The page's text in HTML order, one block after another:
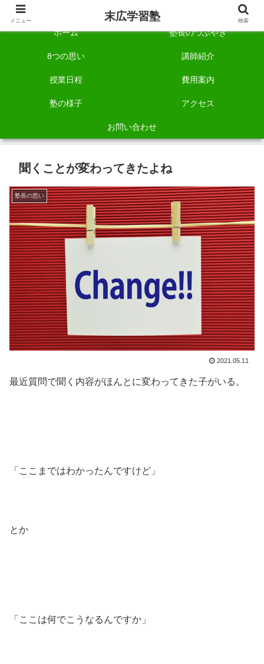
自称「一宮でいちばん塾で勉強させる塾」です。
ホーム 塾長のつぶやき
8つの思い 講師紹介
授業日程 費用案内
塾の様子 アクセス
お問い合わせ
聞くことが変わってきたよね
塾長の思い
2021.05.11
最近質問で聞く内容がほんとに変わってきた子がいる。
「ここまではわかったんですけど」
とか
「ここは何でこうなるんですか」
メニュー 末広学習塾 検索